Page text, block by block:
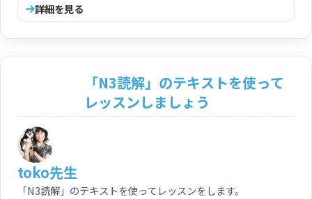
詳細を見る
「N3読解」のテキストを使って
レッスンしましょう
「N3読解」のテキストを使ってレッスンをします。
toko先生